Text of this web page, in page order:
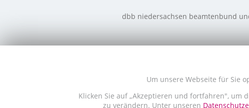
dbb niedersachsen beamtenbund
Um unsere Webseite für Sie
Klicken Sie auf „Akzeptieren und fortfahren", um
zu verändern. Unter unseren